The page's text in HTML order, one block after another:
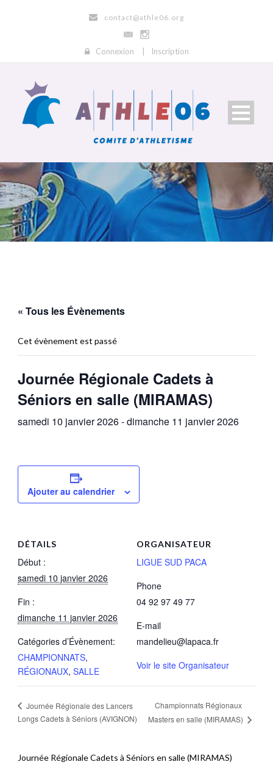
contact@athle06.org
Connexion Inscription
« Tous les Évènements
Cet évènement est passé
Journée Régionale Cadets à
Séniors en salle (MIRAMAS)
samedi 10 janvier 2026-dimanche 11 janvier 2026
Ajouter au calendrier
DÉTAILS
Début :
samedi 10 janvier 2026
Fin :
dimanche 11 janvier 2026
Catégories d’Évènement:
CHAMPIONNATS,
RÉGIONAUX, SALLE
ORGANISATEUR
LIGUE SUD PACA
Phone
04 92 97 49 77
E-mail
mandelieu@lapaca.fr
Voir le site Organisateur
Journée Régionale des Lancers
Longs Cadets à Séniors (AVIGNON)
Championnats Régionaux
Masters en salle (MIRAMAS)
Journée Régionale Cadets à Séniors en salle (MIRAMAS)